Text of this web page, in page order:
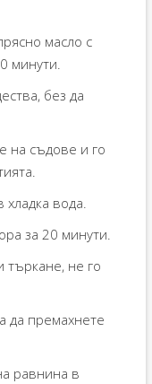
масло с
минути.
без да
на съдове и го
хладка вода.
за 20 минути.
търкане, не го
да премахнете
равнина в